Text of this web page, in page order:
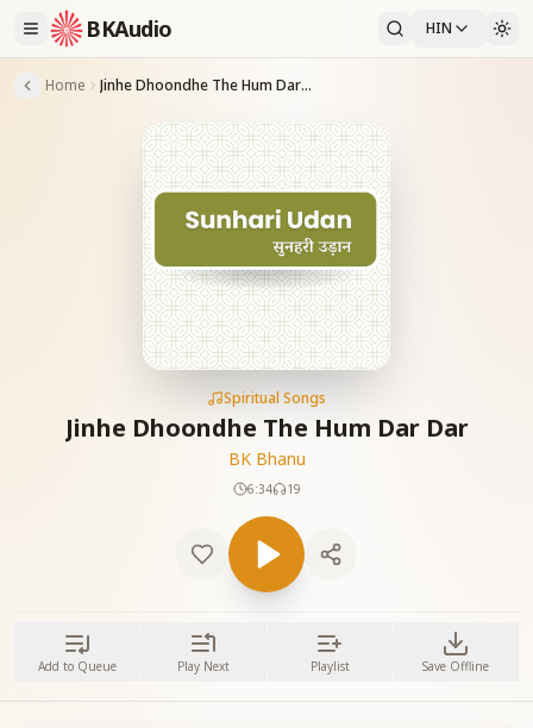
BKAudio HIN
Home Jinhe Dhoondhe The Hum Dar Dar
Spiritual Songs
Jinhe Dhoondhe The Hum Dar Dar
BK Bhanu
6:34 19
Add to Queue Play Next Playlist Save Offline